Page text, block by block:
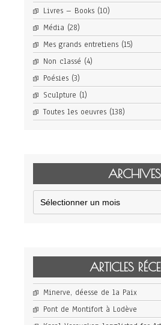
Livres – Books (10)
Média (28)
Mes grands entretiens (15)
Non classé (4)
Poésies (3)
Sculpture (1)
Toutes les oeuvres (138)
ARCHIVES
Archives
ARTICLES
Minerve, déesse de la Paix
Pont de Montifort à Lodève